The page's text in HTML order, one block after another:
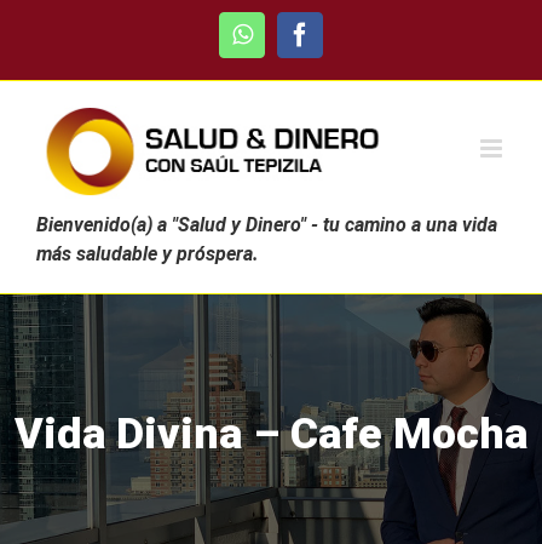
WhatsAppFacebook
Bienvenido(a) a "Salud y Dinero" - tu camino a una vida
más saludable y próspera.
Vida Divina – Cafe Mocha